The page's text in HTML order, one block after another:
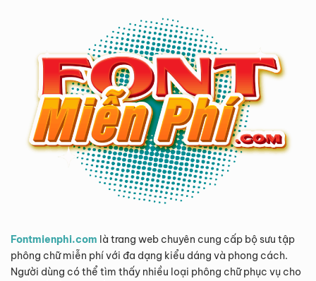
Fontmienphi.com là trang web chuyên cung cấp bộ sưu tập
phông chữ miễn phí với đa dạng kiểu dáng và phong cách.
Người dùng có thể tìm thấy nhiều loại phông chữ phục vụ cho